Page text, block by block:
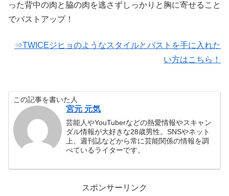
った背中の肉と脇の肉を逃さずしっかりと胸に寄せること
でバストアップ！
⇒TWICEジヒョのようなスタイルとバストを手に入れた
い方はこちら！
この記事を書いた人
宮元 元気
芸能人やYouTuberなどの熱愛情報やスキャン
ダル情報が大好きな28歳男性。SNSやネット
上、週刊誌などから常に芸能関係の情報を調
べているライターです。
スポンサーリンク